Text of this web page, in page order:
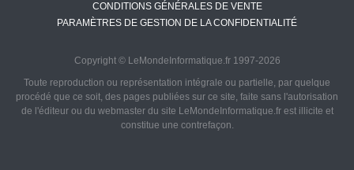
CONDITIONS GÉNÉRALES DE VENTE
PARAMÈTRES DE GESTION DE LA CONFIDENTIALITÉ
Copyright © LeMondeInformatique.fr 1997-2026
Toute reproduction ou représentation intégrale ou partielle, par quelque
procédé que ce soit, des pages publiées sur ce site, faite sans l'autorisation
de l'éditeur ou du webmaster du site LeMondeInformatique.fr est illicite et
constitue une contrefaçon.